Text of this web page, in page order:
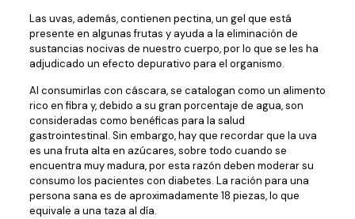
Las uvas, además, contienen pectina, un gel que está
presente en algunas frutas y ayuda a la eliminación de
sustancias nocivas de nuestro cuerpo, por lo que se les ha
adjudicado un efecto depurativo para el organismo.
Al consumirlas con cáscara, se catalogan como un alimento
rico en fibra y, debido a su gran porcentaje de agua, son
consideradas como benéficas para la salud
gastrointestinal. Sin embargo, hay que recordar que la uva
es una fruta alta en azúcares, sobre todo cuando se
encuentra muy madura, por esta razón deben moderar su
consumo los pacientes con diabetes. La ración para una
persona sana es de aproximadamente 18 piezas, lo que
equivale a una taza al día.